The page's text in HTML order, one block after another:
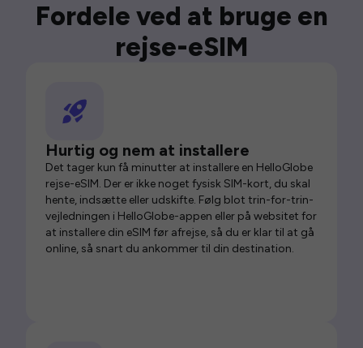
Fordele ved at bruge en
rejse-eSIM
Hurtig og nem at installere
Det tager kun få minutter at installere en HelloGlobe
rejse-eSIM. Der er ikke noget fysisk SIM-kort, du skal
hente, indsætte eller udskifte. Følg blot trin-for-trin-
vejledningen i HelloGlobe-appen eller på websitet for
at installere din eSIM før afrejse, så du er klar til at gå
online, så snart du ankommer til din destination.